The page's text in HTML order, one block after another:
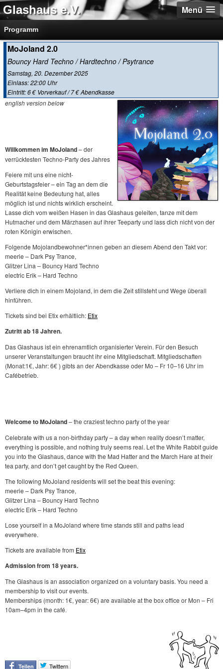
Menü
Glashaus e.V.
Programm
MoJoland 2.0
Bouncy Hard Techno / Hardtechno / Psytrance
Samstag, 20. Dezember 2025
Einlass: 22:00 Uhr
Eintritt: 6 € Vorverkauf / 7 € Abendkasse
english version below
Willkommen im MoJoland– der
verrücktesten Techno-Party des Jahres
Feiere mit uns eine nicht-
Geburtstagsfeier – ein Tag an dem die
Realität keine Bedeutung hat, alles
möglich ist und nichts wirklich erscheint.
Lasse dich vom weißen Hasen in das Glashaus geleiten, tanze mit dem
Hutmacher und dem Märzhasen auf ihrer Teeparty und lass dich nicht von der
roten Königin erwischen.
Folgende Mojolandbewohner*innen geben an diesem Abend den Takt vor:
meerie – Dark Psy Trance,
Glitzer Lina – Bouncy Hard Techno
electric Erik – Hard Techno
Verliere dich in einem Mojoland, in dem die Zeit stillsteht und Wege überall
hinführen.
Tickets sind bei Etix erhältlich: Etix
Zutritt ab 18 Jahren.
Das Glashaus ist ein ehrenamtlich organisierter Verein. Für den Besuch
unserer Veranstaltungen braucht ihr eine Mitgliedschaft. Mitgliedschaften
(Monat:1€, Jahr: 6€ ) gibts an der Abendkasse oder Mo – Fr 10–16 Uhr im
Cafébetrieb.
Welcome to MoJoland– the craziest techno party of the year
Celebrate with us a non-birthday party – a day when reality doesn’t matter,
everything is possible, and nothing truly seems real. Let the White Rabbit guide
you into the Glashaus, dance with the Mad Hatter and the March Hare at their
tea party, and don’t get caught by the Red Queen.
The following MoJoland residents will set the beat this evening:
meerie – Dark Psy Trance,
Glitzer Lina – Bouncy Hard Techno
electric Erik – Hard Techno
Lose yourself in a MoJoland where time stands still and paths lead
everywhere.
Tickets are available from Etix
Admission from 18 years.
The Glashaus is an association organized on a voluntary basis. You need a
membership to visit our events.
Memberships (month: 1€, year: 6€) are available at the box office or Mon – Fri
10am–4pm in the café.
Teilen Twittern